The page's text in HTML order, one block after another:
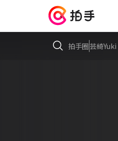
拍手圈芸綺Yuki